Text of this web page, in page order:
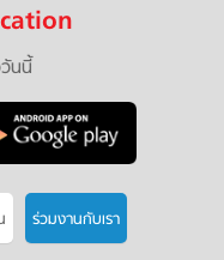
นนี้
ร่วมงานกับเรา